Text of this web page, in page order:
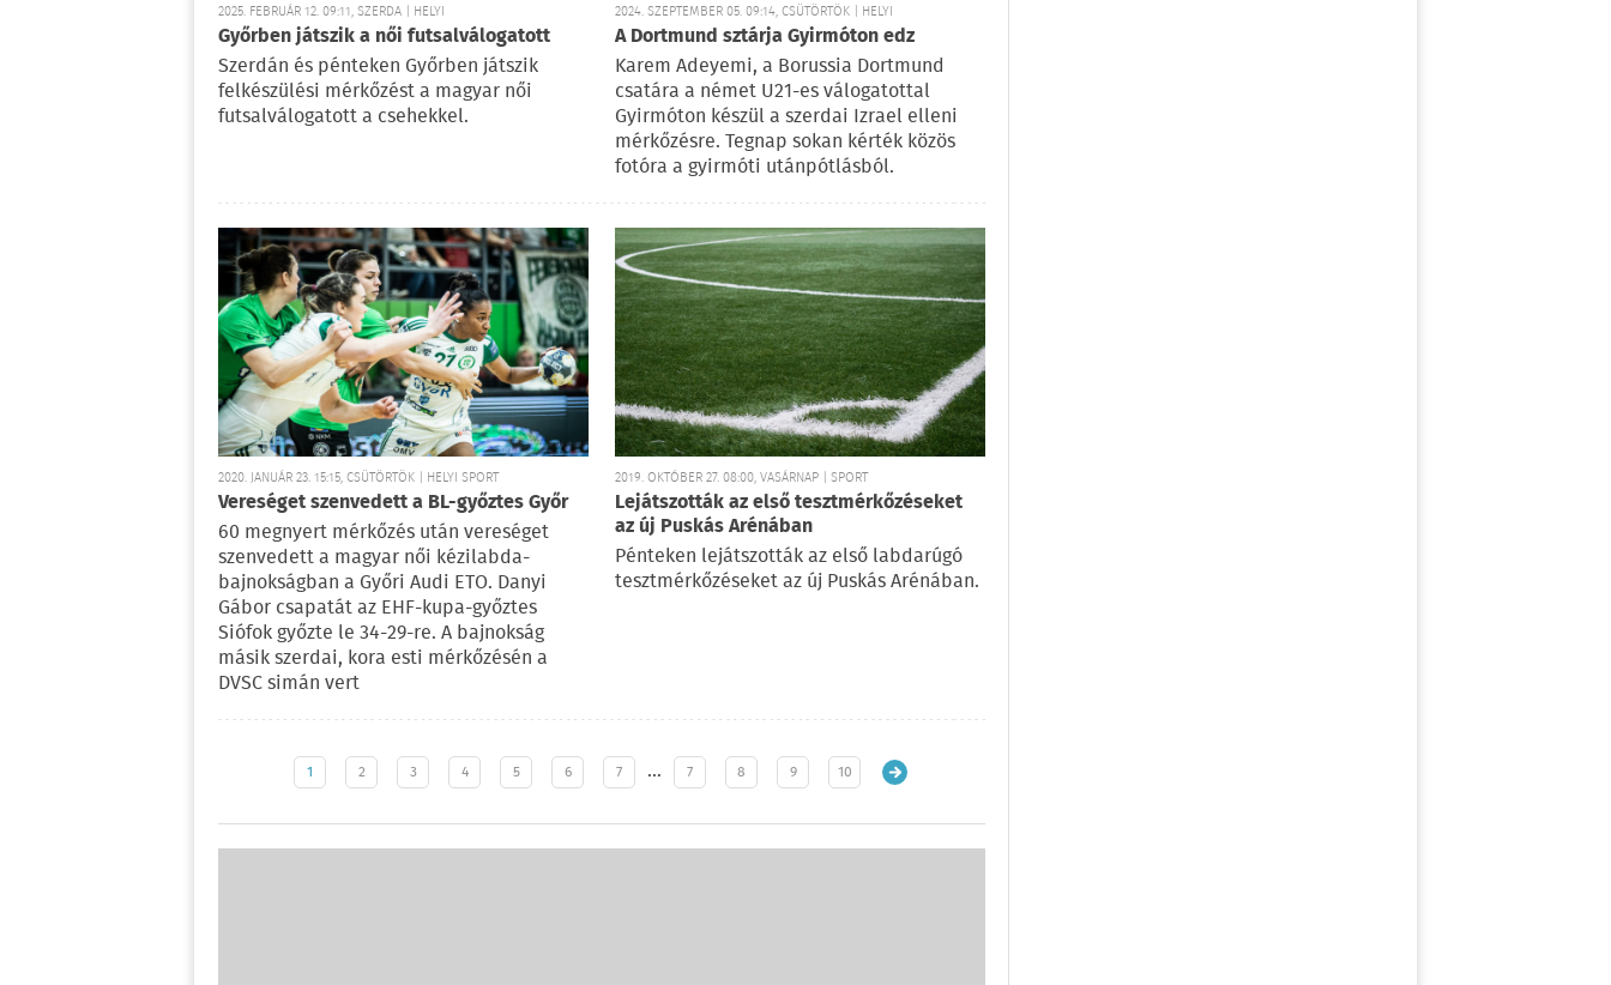
2025. FEBRUÁR 12. 09:11, SZERDA | HELYI
Győrben játszik a női futsalválogatott
Szerdán és pénteken Győrben játszik
felkészülési mérkőzést a magyar női
futsalválogatott a csehekkel.
2024. SZEPTEMBER 05. 09:14, CSÜTÖRTÖK | HELYI
A Dortmund sztárja Gyirmóton edz
Karem Adeyemi, a Borussia Dortmund
csatára a német U21-es válogatottal
Gyirmóton készül a szerdai Izrael elleni
mérkőzésre. Tegnap sokan kérték közös
fotóra a gyirmóti utánpótlásból.
2020. JANUÁR 23. 15:15, CSÜTÖRTÖK | HELYI SPORT
Vereséget szenvedett a BL-győztes Győr
60 megnyert mérkőzés után vereséget
szenvedett a magyar női kézilabda-
bajnokságban a Győri Audi ETO. Danyi
Gábor csapatát az EHF-kupa-győztes
Siófok győzte le 34-29-re. A bajnokság
másik szerdai, kora esti mérkőzésén a
DVSC simán vert
2019. OKTÓBER 27. 08:00, VASÁRNAP | SPORT
Lejátszották az első tesztmérkőzéseket
az új Puskás Arénában
Pénteken lejátszották az első labdarúgó
tesztmérkőzéseket az új Puskás Arénában.
1 2 3 4 5 6 7 … 7 8 9 10